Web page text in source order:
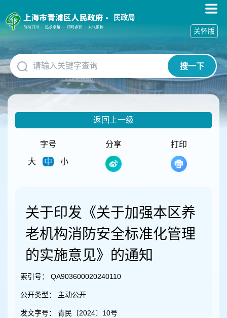
障
碍
作
说
明
跳
到
网
民政局
搜一下
关怀版
返回上一级
字号
大
中 小
分享 打印
关于印发《关于加强本区养
老机构消防安全标准化管理
的实施意见》的通知
索引号： QA903600020240110
公开类型： 主动公开
发文字号： 青民〔2024〕10号